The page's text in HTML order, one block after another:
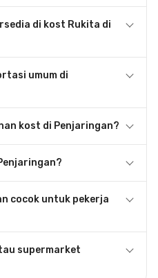
di kost Rukita di
umum di
kost di Penjaringan?
cocok untuk pekerja
supermarket